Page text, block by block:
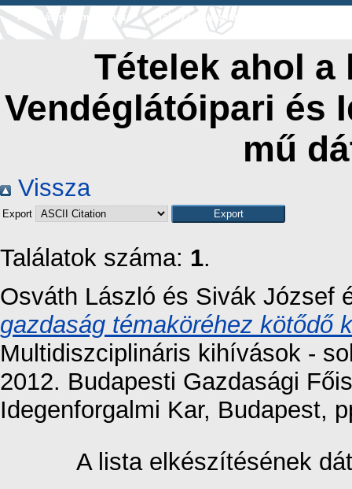
Tallózás dátum szerint
Tallózás tudományterület szerint
Tételek ahol
Vendéglátóipari és
mű
Vissza
Export
Találatok száma: 1.
Osváth László és Sivák József
gazdaság témaköréhez kötődő
Multidiszciplináris kihívások -
2012. Budapesti Gazdasági
Idegenforgalmi Kar, Budapest,
A lista elkészítésének